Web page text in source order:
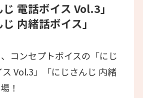
じ 電話ボイス Vol.3」
じ 内緒話ボイス」
コンセプトボイスの「にじ
Vol.3」「にじさんじ 内緒
！